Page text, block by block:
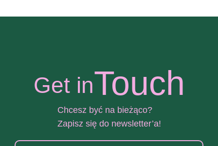
Get inTouch
Chcesz być na bieżąco?
Zapisz się do newsletter’a!